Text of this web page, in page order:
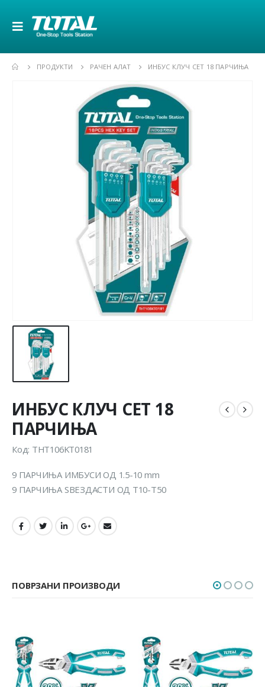
ПРОДУКТИ РАЧЕН АЛАТ ИНБУС КЛУЧ СЕТ 18 ПАРЧИЊА
ИНБУС КЛУЧ СЕТ 18
ПАРЧИЊА
Код: THT106KT0181
9 ПАРЧИЊА ИМБУСИ ОД 1.5-10 mm
9 ПАРЧИЊА ЅВЕЗДАСТИ ОД T10-T50
ПОВРЗАНИ ПРОИЗВОДИ